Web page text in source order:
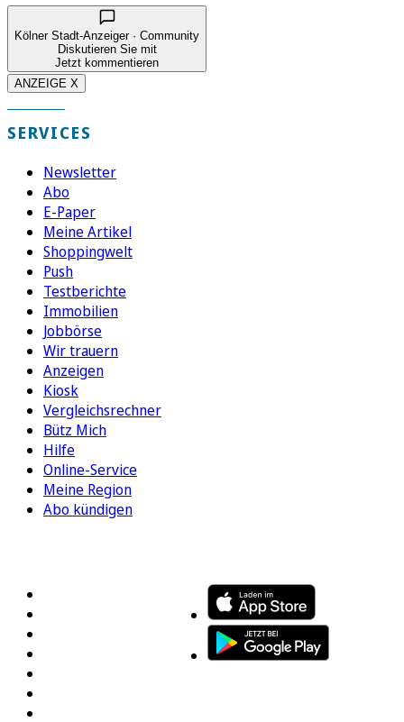
Kölner Stadt-Anzeiger · Community
Diskutieren Sie mit
Jetzt kommentieren
ANZEIGE X
SERVICES
Newsletter
Abo
E-Paper
Meine Artikel
Shoppingwelt
Push
Testberichte
Immobilien
Jobbörse
Wir trauern
Anzeigen
Kiosk
Vergleichsrechner
Bütz Mich
Hilfe
Online-Service
Meine Region
Abo kündigen